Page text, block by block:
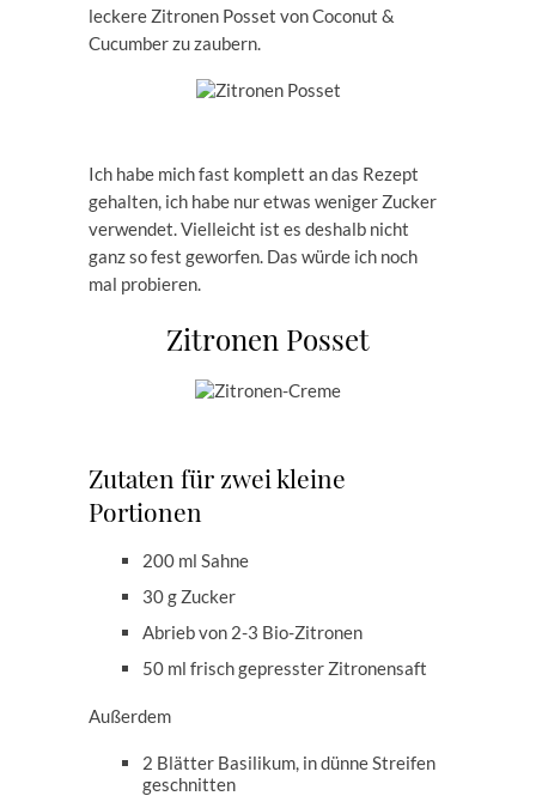
leckere Zitronen Posset von Coconut &
Cucumber zu zaubern.
Ich habe mich fast komplett an das Rezept
gehalten, ich habe nur etwas weniger Zucker
verwendet. Vielleicht ist es deshalb nicht
ganz so fest geworfen. Das würde ich noch
mal probieren.
Zitronen Posset
Zutaten für zwei kleine
Portionen
200 ml Sahne
30 g Zucker
Abrieb von 2-3 Bio-Zitronen
50 ml frisch gepresster Zitronensaft
Außerdem
2 Blätter Basilikum, in dünne Streifen
geschnitten